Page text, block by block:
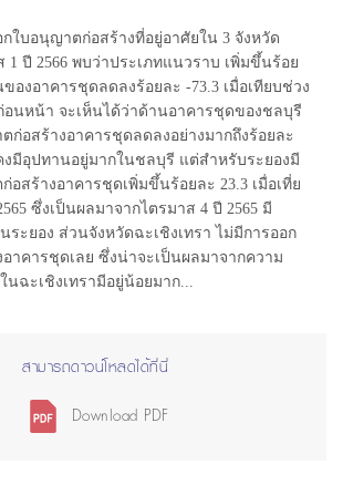
ใบอนุญาตก่อสร้างที่อยู่อาศัยใน 3 จังหวัด
1 ปี 2566 พบว่าประเภทแนวราบ เพิ่มขึ้นร้อย
องอาคารชุดลดลงร้อยละ -73.3 เมื่อเทียบช่วง
อนหน้า จะเห็นได้ว่าด้านอาคารชุดของชลบุรี
ก่อสร้างอาคารชุดลดลงอย่างมากถึงร้อยละ
งมีอุปทานอยู่มากในชลบุรี แต่สำหรับระยองมี
อสร้างอาคารชุดเพิ่มขึ้นร้อยละ 23.3 เมื่อเที่ย
ซึ่งเป็นผลมาจากไตรมาส 4 ปี 2565 มี
ระยอง ส่วนจังหวัดฉะเชิงเทรา ไม่มีการออก
าคารชุดเลย ซึ่งน่าจะเป็นผลมาจากความ
นฉะเชิงเทรามีอยู่น้อยมาก...
สามารถดาวน์โหลดได้ที่นี่
Download PDF